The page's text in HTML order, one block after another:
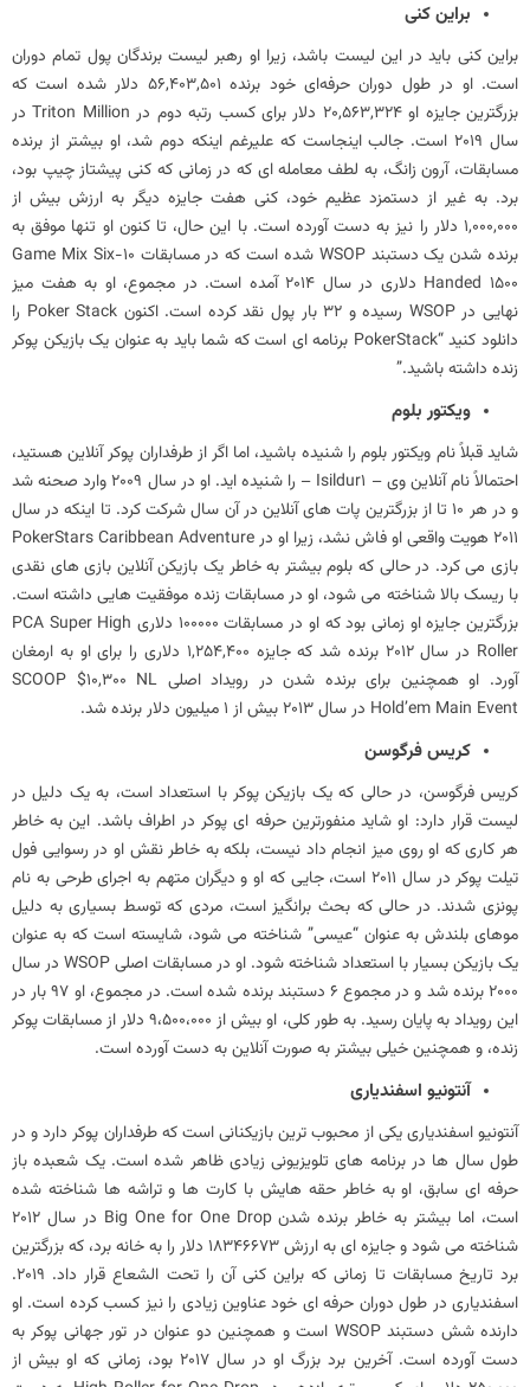
براین کنی
براین کنی باید در این لیست باشد، زیرا او رهبر لیست برندگان پول تمام دوران
است. او در طول دوران حرفه‌ای خود برنده 56,403,501 دلار شده است که
بزرگترین جایزه او 20,563,324 دلار برای کسب رتبه دوم در Triton Million در
سال 2019 است. جالب اینجاست که علیرغم اینکه دوم شد، او بیشتر از برنده
مسابقات، آرون زانگ، به لطف معامله ای که در زمانی که کنی پیشتاز چیپ بود،
برد. به غیر از دستمزد عظیم خود، کنی هفت جایزه دیگر به ارزش بیش از
1,000,000 دلار را نیز به دست آورده است. با این حال، تا کنون او تنها موفق به
برنده شدن یک دستبند WSOP شده است که در مسابقات 10-Game Mix Six
Handed 1500 دلاری در سال 2014 آمده است. در مجموع، او به هفت میز
نهایی در WSOP رسیده و 32 بار پول نقد کرده است. اکنون Poker Stack را
دانلود کنید “PokerStack برنامه ای است که شما باید به عنوان یک بازیکن پوکر
زنده داشته باشید.”
ویکتور بلوم
شاید قبلاً نام ویکتور بلوم را شنیده باشید، اما اگر از طرفداران پوکر آنلاین هستید،
احتمالاً نام آنلاین وی – Isildur1 – را شنیده اید. او در سال 2009 وارد صحنه شد
و در هر 10 تا از بزرگترین پات های آنلاین در آن سال شرکت کرد. تا اینکه در سال
2011 هویت واقعی او فاش نشد، زیرا او در PokerStars Caribbean Adventure
بازی می کرد. در حالی که بلوم بیشتر به خاطر یک بازیکن آنلاین بازی های نقدی
با ریسک بالا شناخته می شود، او در مسابقات زنده موفقیت هایی داشته است.
بزرگترین جایزه او زمانی بود که او در مسابقات 100000 دلاری PCA Super High
Roller در سال 2012 برنده شد که جایزه 1,254,400 دلاری را برای او به ارمغان
آورد. او همچنین برای برنده شدن در رویداد اصلی SCOOP $10,300 NL
Hold’em Main Event در سال 2013 بیش از 1 میلیون دلار برنده شد.
کریس فرگوسن
کریس فرگوسن، در حالی که یک بازیکن پوکر با استعداد است، به یک دلیل در
لیست قرار دارد: او شاید منفورترین حرفه ای پوکر در اطراف باشد. این به خاطر
هر کاری که او روی میز انجام داد نیست، بلکه به خاطر نقش او در رسوایی فول
تیلت پوکر در سال 2011 است، جایی که او و دیگران متهم به اجرای طرحی به نام
پونزی شدند. در حالی که بحث برانگیز است، مردی که توسط بسیاری به دلیل
موهای بلندش به عنوان “عیسی” شناخته می شود، شایسته است که به عنوان
یک بازیکن بسیار با استعداد شناخته شود. او در مسابقات اصلی WSOP در سال
2000 برنده شد و در مجموع 6 دستبند برنده شده است. در مجموع، او 97 بار در
این رویداد به پایان رسید. به طور کلی، او بیش از 9،500،000 دلار از مسابقات پوکر
زنده، و همچنین خیلی بیشتر به صورت آنلاین به دست آورده است.
آنتونیو اسفندیاری
آنتونیو اسفندیاری یکی از محبوب ترین بازیکنانی است که طرفداران پوکر دارد و در
طول سال ها در برنامه های تلویزیونی زیادی ظاهر شده است. یک شعبده باز
حرفه ای سابق، او به خاطر حقه هایش با کارت ها و تراشه ها شناخته شده
است، اما بیشتر به خاطر برنده شدن Big One for One Drop در سال 2012
شناخته می شود و جایزه ای به ارزش 18346673 دلار را به خانه برد، که بزرگترین
برد تاریخ مسابقات تا زمانی که براین کنی آن را تحت الشعاع قرار داد. 2019.
اسفندیاری در طول دوران حرفه ای خود عناوین زیادی را نیز کسب کرده است. او
دارنده شش دستبند WSOP است و همچنین دو عنوان در تور جهانی پوکر به
دست آورده است. آخرین برد بزرگ او در سال 2017 بود، زمانی که او بیش از